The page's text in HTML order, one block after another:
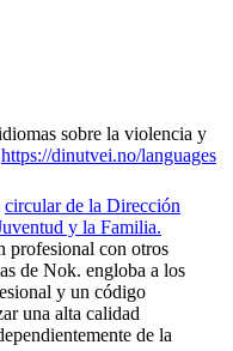
sobre la violencia y
https://dinutvei.no/languages
circular de la Dirección
y la Familia.
profesional con otros
de Nok. engloba a los
y un código
una alta calidad
de la